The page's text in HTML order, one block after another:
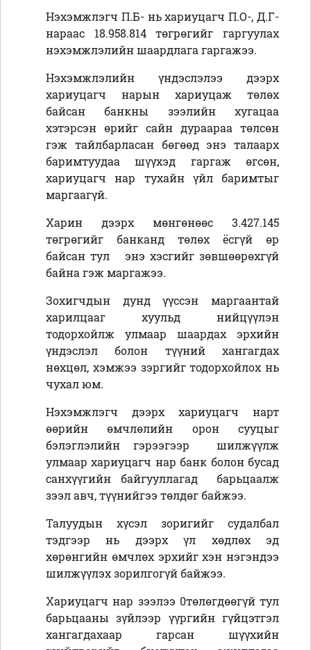
Нэхэмжлэгч П.Б- нь хариуцагч П.О-, Д.Г-
нараас 18.958.814 төгрөгийг гаргуулах
нэхэмжлэлийн шаардлага гаргажээ.
Нэхэмжлэлийн үндэслэлээ дээрх
хариуцагч нарын хариуцаж төлөх
байсан банкны зээлийн хугацаа
хэтэрсэн өрийг сайн дураараа төлсөн
гэж тайлбарласан бөгөөд энэ талаарх
баримтуудаа шүүхэд гаргаж өгсөн,
хариуцагч нар тухайн үйл баримтыг
маргаагүй.
Харин дээрх мөнгөнөөс 3.427.145
төгрөгийг банканд төлөх ёсгүй өр
байсан тул энэ хэсгийг зөвшөөрөхгүй
байна гэж маргажээ.
Зохигчдын дунд үүссэн маргаантай
харилцааг хуульд нийцүүлэн
тодорхойлж улмаар шаардах эрхийн
үндэслэл болон түүний хангагдах
нөхцөл, хэмжээ зэргийг тодорхойлох нь
чухал юм.
Нэхэмжлэгч дээрх хариуцагч нарт
өөрийн өмчлөлийн орон сууцыг
бэлэглэлийн гэрээгээр шилжүүлж
улмаар хариуцагч нар банк болон бусад
санхүүгийн байгууллагад барьцаалж
зээл авч, түүнийгээ төлдөг байжээ.
Талуудын хүсэл зоригийг судалбал
тэдгээр нь дээрх үл хөдлөх эд
хөрөнгийн өмчлөх эрхийг хэн нэгэндээ
шилжүүлэх зорилгогүй байжээ.
Хариуцагч нар зээлээ 0төлөгдөөгүй тул
барьцааны зүйлээр үүргийн гүйцэтгэл
хангагдахаар гарсан шүүхийн